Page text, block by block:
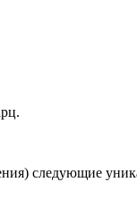
следующие